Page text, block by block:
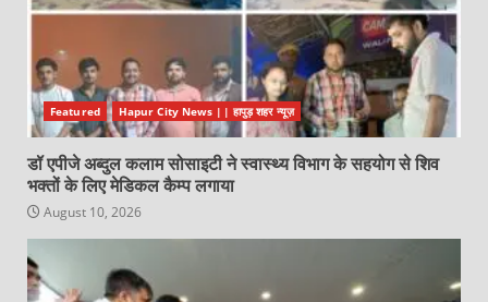
Featured Hapur City News || हापुड़ शहर न्यूज़
डॉ एपीजे अब्दुल कलाम सोसाइटी ने स्वास्थ्य विभाग के सहयोग से शिव
भक्तों के लिए मेडिकल कैम्प लगाया
August 10, 2026